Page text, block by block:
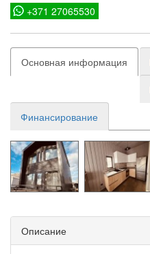
+371 27065530
Основная информация
Финансирование
Описание